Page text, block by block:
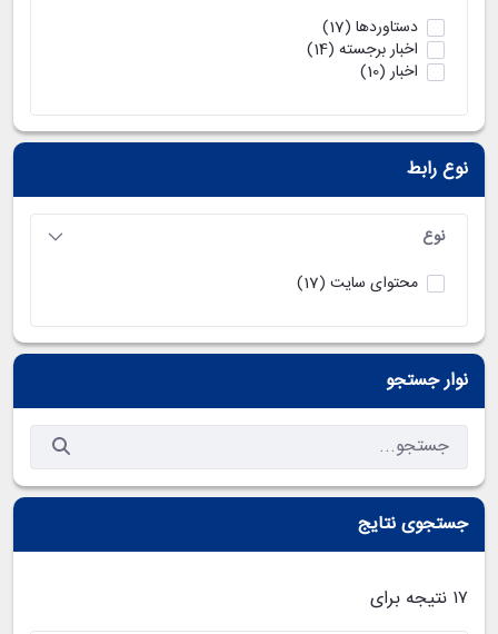
دستاوردها (17)
اخبار برجسته (14)
اخبار (10)
نوع رابط
نوع
محتوای سایت (17)
نوار جستجو
جستجوی نتایج
۱۷ نتیجه برای